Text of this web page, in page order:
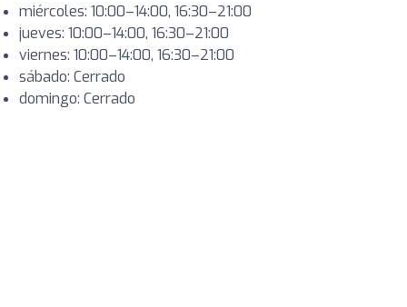
miércoles: 10:00–14:00, 16:30–21:00
jueves: 10:00–14:00, 16:30–21:00
viernes: 10:00–14:00, 16:30–21:00
sábado: Cerrado
domingo: Cerrado